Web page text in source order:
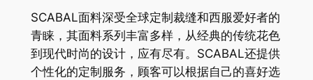
SCABAL面料深受全球定制裁缝和西服爱好者的
青睐，其面料系列丰富多样，从经典的传统花色
到现代时尚的设计，应有尽有。SCABAL还提供
个性化的定制服务，顾客可以根据自己的喜好选